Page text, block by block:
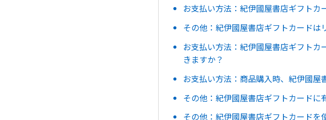
お支払い方法：紀伊國屋書店ギフトカ
その他：紀伊國屋書店ギフトカードは
お支払い方法：紀伊國屋書店ギフト
きますか？
お支払い方法：商品購入時、紀伊國屋
その他：紀伊國屋書店ギフトカードに
その他：紀伊國屋書店ギフトカード